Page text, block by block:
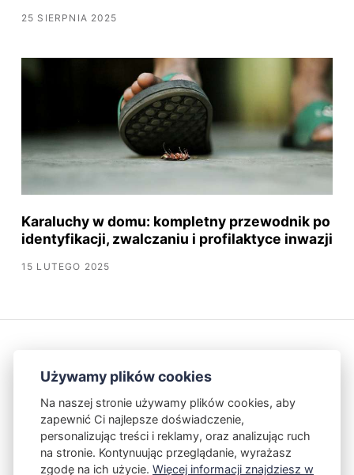
25 SIERPNIA 2025
Karaluchy w domu: kompletny przewodnik po
identyfikacji, zwalczaniu i profilaktyce inwazji
15 LUTEGO 2025
Kontakt Polityka Prywatności
Używamy plików cookies
Na naszej stronie używamy plików cookies, aby
zapewnić Ci najlepsze doświadczenie,
personalizując treści i reklamy, oraz analizując ruch
na stronie. Kontynuując przeglądanie, wyrażasz
zgodę na ich użycie. Więcej informacji znajdziesz w